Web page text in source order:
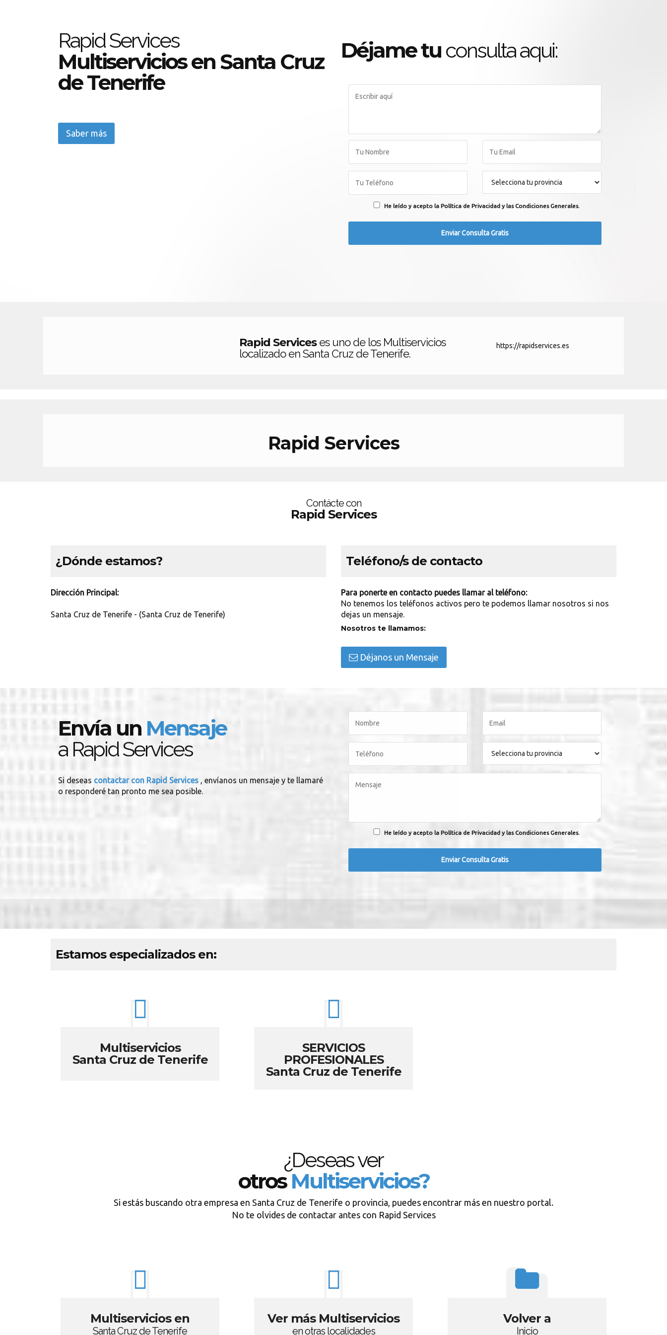
Rapid Services
Multiservicios en Santa Cruz
de Tenerife
Saber más
Déjame tu consulta aqui:
He leído y acepto la Política de Privacidad y las Condiciones Generales.
Rapid Serviceses uno de los Multiservicios
localizado en Santa Cruz de Tenerife.
https://rapidservices.es
Rapid Services
Contácte con
Rapid Services
¿Dónde estamos?
Dirección Principal:
Santa Cruz de Tenerife - (Santa Cruz de Tenerife)
Teléfono/s de contacto
Para ponerte en contacto puedes llamar al teléfono:
No tenemos los teléfonos activos pero te podemos llamar nosotros si nos
dejas un mensaje.
Nosotros te llamamos:
Déjanos un Mensaje
Envía un Mensaje
a Rapid Services
Si deseas contactar con Rapid Services , envíanos un mensaje y te llamaré
o responderé tan pronto me sea posible.
He leído y acepto la Política de Privacidad y las Condiciones Generales.
Estamos especializados en:
Multiservicios
Santa Cruz de Tenerife
SERVICIOS
PROFESIONALES
Santa Cruz de Tenerife
¿Deseas ver
otrosMultiservicios?
Si estás buscando otra empresa en Santa Cruz de Tenerife o provincia, puedes encontrar más en nuestro portal.
No te olvides de contactar antes con Rapid Services
Multiservicios en
Santa Cruz de Tenerife
Ver más Multiservicios
en otras localidades
Volver a
Inicio